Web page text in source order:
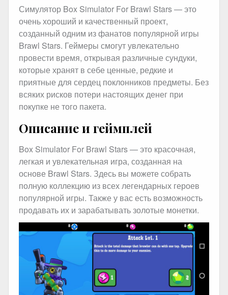
Симулятор Box Simulator For Brawl Stars — это
очень хороший и качественный проект,
созданный одним из фанатов популярной игры
Brawl Stars. Геймеры смогут увлекательно
провести время, открывая различные сундуки,
которые хранят в себе ценные, редкие и
приятные для сердец поклонников предметы. Без
всяких рисков потери настоящих денег при
покупке не того пакета.
Описание и геймплей
Box Simulator For Brawl Stars — это красочная,
легкая и увлекательная игра, созданная на
основе Brawl Stars. Здесь вы можете собрать
полную коллекцию из всех легендарных героев
популярной игры. Также у вас есть возможность
продавать их и зарабатывать золотые монетки.